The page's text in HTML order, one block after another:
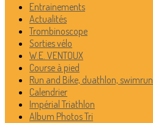
Entrainements
Actualités
Trombinoscope
Sorties vélo
W.E. VENTOUX
Course à pied
Run and Bike, duathlon,
Calendrier
Impérial Triathlon
Album Photos Tri